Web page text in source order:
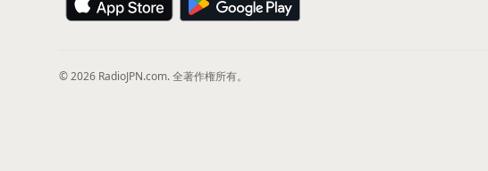
© 2026 RadioJPN.com. 全著作権所有。